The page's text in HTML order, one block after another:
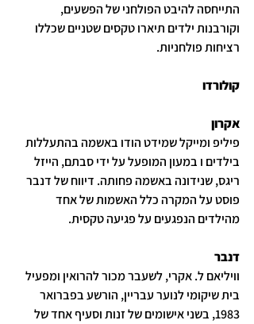
התייחסה להיבט הפולחני של הפשעים,
וקורבנות ילדים תיארו טקסים שטניים שכללו
רציחות פולחניות.
קולורדו
אקרון
פיליפ ומייקל שמידט הודו באשמה בהתעללות
בילדים ו במעון המופעל על ידי סבתם, הייזל
ריגס, שנידונה באשמה פחותה. דיווח של דנבר
פוסט על המקרה כלל האשמות של אחד
מהילדים הנפגעים על פגיעה טקסית.
דנבר
וויליאם ל. אקרי, לשעבר מכור להרואין ומפעיל
בית שיקומי לנוער עבריין, הורשע בפברואר
1983, בשני אישומים של זנות וסעיף אחד של